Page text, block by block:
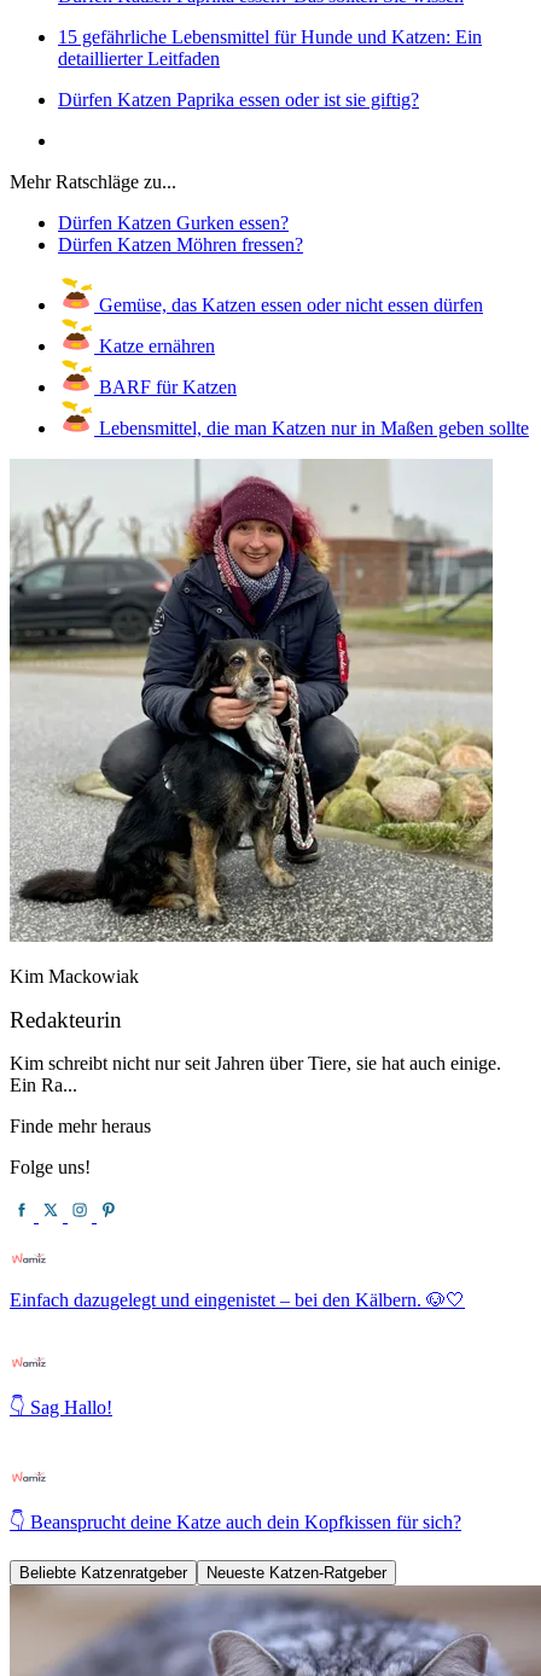
15 gefährliche Lebensmittel für Hunde und Katzen: Ein
detaillierter Leitfaden
Dürfen Katzen Paprika essen oder ist sie giftig?
Mehr Ratschläge zu...
Dürfen Katzen Gurken essen?
Dürfen Katzen Möhren fressen?
Gemüse, das Katzen essen oder nicht essen dürfen
Katze ernähren
BARF für Katzen
Lebensmittel, die man Katzen nur in Maßen geben sollte
Kim Mackowiak
Redakteurin
Kim schreibt nicht nur seit Jahren über Tiere, sie hat auch einige.
Ein Ra...
Finde mehr heraus
Folge uns!
Einfach dazugelegt und eingenistet – bei den Kälbern. 🐶🤍
👇 Sag Hallo!
👇 Beansprucht deine Katze auch dein Kopfkissen für sich?
Beliebte Katzenratgeber Neueste Katzen-Ratgeber